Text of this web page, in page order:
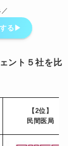
る▶︎
ント５社を比
【2位】
民間医局